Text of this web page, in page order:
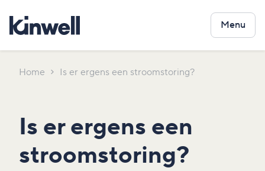
Menu
Home Is er ergens een stroomstoring?
Is er ergens een
stroomstoring?